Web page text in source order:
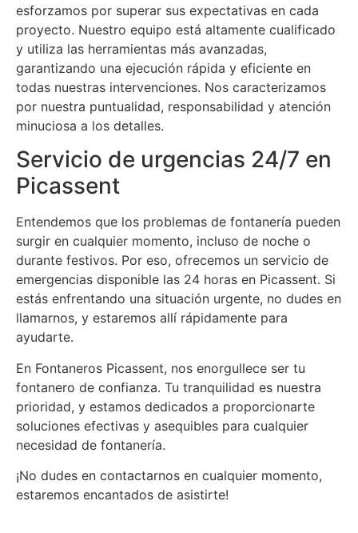
esforzamos por superar sus expectativas en cada
proyecto. Nuestro equipo está altamente cualificado
y utiliza las herramientas más avanzadas,
garantizando una ejecución rápida y eficiente en
todas nuestras intervenciones. Nos caracterizamos
por nuestra puntualidad, responsabilidad y atención
minuciosa a los detalles.
Servicio de urgencias 24/7 en
Picassent
Entendemos que los problemas de fontanería pueden
surgir en cualquier momento, incluso de noche o
durante festivos. Por eso, ofrecemos un servicio de
emergencias disponible las 24 horas en Picassent. Si
estás enfrentando una situación urgente, no dudes en
llamarnos, y estaremos allí rápidamente para
ayudarte.
En Fontaneros Picassent, nos enorgullece ser tu
fontanero de confianza. Tu tranquilidad es nuestra
prioridad, y estamos dedicados a proporcionarte
soluciones efectivas y asequibles para cualquier
necesidad de fontanería.
¡No dudes en contactarnos en cualquier momento,
estaremos encantados de asistirte!